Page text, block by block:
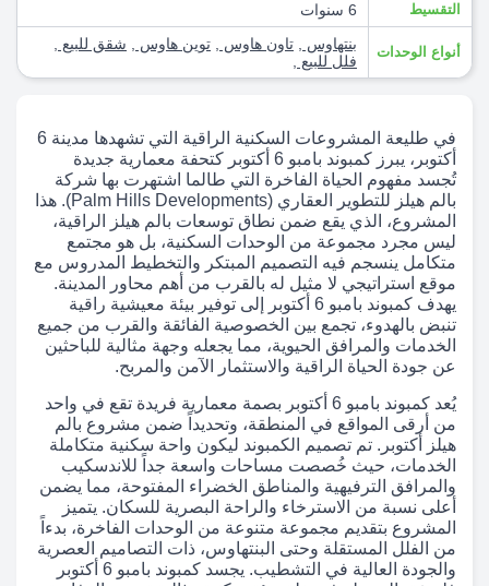
التقسيط 6 سنوات
أنواع الوحدات بنتهاوس تاون هاوس توين هاوس شقق للبيع
فلل للبيع
في طليعة المشروعات السكنية الراقية التي تشهدها مدينة 6
أكتوبر، يبرز كمبوند بامبو 6 أكتوبر كتحفة معمارية جديدة
تُجسد مفهوم الحياة الفاخرة التي طالما اشتهرت بها شركة
بالم هيلز للتطوير العقاري (Palm Hills Developments). هذا
المشروع، الذي يقع ضمن نطاق توسعات بالم هيلز الراقية،
ليس مجرد مجموعة من الوحدات السكنية، بل هو مجتمع
متكامل ينسجم فيه التصميم المبتكر والتخطيط المدروس مع
موقع استراتيجي لا مثيل له بالقرب من أهم محاور المدينة.
يهدف كمبوند بامبو 6 أكتوبر إلى توفير بيئة معيشية راقية
تنبض بالهدوء، تجمع بين الخصوصية الفائقة والقرب من جميع
الخدمات والمرافق الحيوية، مما يجعله وجهة مثالية للباحثين
عن جودة الحياة الراقية والاستثمار الآمن والمربح.
يُعد كمبوند بامبو 6 أكتوبر بصمة معمارية فريدة تقع في واحد
من أرقى المواقع في المنطقة، وتحديداً ضمن مشروع بالم
هيلز أكتوبر. تم تصميم الكمبوند ليكون واحة سكنية متكاملة
الخدمات، حيث خُصصت مساحات واسعة جداً للاندسكيب
والمرافق الترفيهية والمناطق الخضراء المفتوحة، مما يضمن
أعلى نسبة من الاسترخاء والراحة البصرية للسكان. يتميز
المشروع بتقديم مجموعة متنوعة من الوحدات الفاخرة، بدءاً
من الفلل المستقلة وحتى البنتهاوس، ذات التصاميم العصرية
والجودة العالية في التشطيب. يجسد كمبوند بامبو 6 أكتوبر